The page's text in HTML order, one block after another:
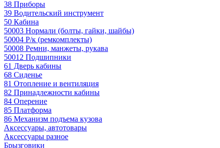
38 Приборы
39 Водительский инструмент
50 Кабина
50003 Нормали (болты, гайки, шайбы)
50004 Р/к (ремкомплекты)
50008 Ремни, манжеты, рукава
50012 Подшипники
61 Дверь кабины
68 Сиденье
81 Отопление и вентиляция
82 Принадлежности кабины
84 Оперение
85 Платформа
86 Механизм подъема кузова
Аксессуары, автотовары
Аксессуары разное
Брызговики